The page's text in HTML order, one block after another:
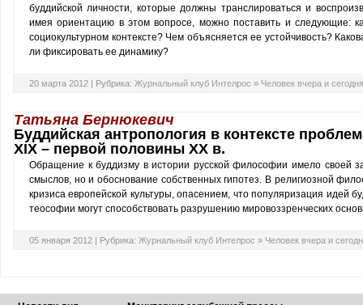
буддийской личности, которые должны транслироваться и
имея ориентацию в этом вопросе, можно поставить и следующие:
социокультурном контексте? Чем объясняется ее устойчивость?
ли фиксировать ее динамику?
20 марта 2012 | Рубрика: Журнальный клуб Интелрос » Человек вчера и сегодня
Татьяна Бернюкевич
Буддийская антропология в контексте
XIX – первой половины XX в.
Обращение к буддизму в истории русской философии имело своей
смыслов, но и обоснование собственных гипотез. В религиозной
кризиса европейской культуры, опасением, что популяризация идей
теософии могут способствовать разрушению мировоззренческих
05 января 2012 | Рубрика: Журнальный клуб Интелрос » Человек вчера и